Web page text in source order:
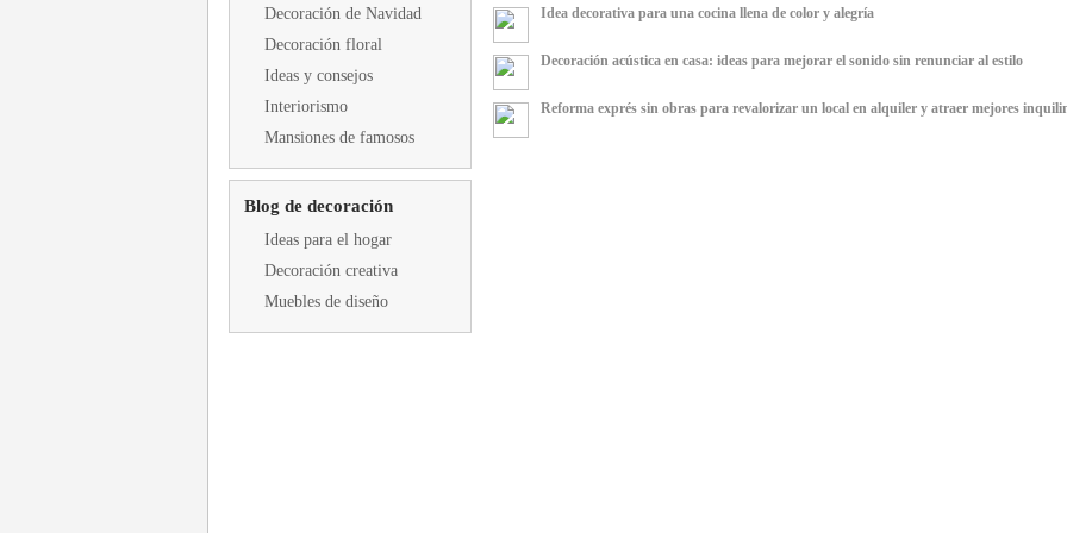
Decoración de Navidad
Decoración floral
Ideas y consejos
Interiorismo
Mansiones de famosos
Blog de decoración
Ideas para el hogar
Decoración creativa
Muebles de diseño
Idea decorativa para una cocina llena de color y alegría
Decoración acústica en casa: ideas para mejorar el sonido sin renunciar al estilo
Reforma exprés sin obras para revalorizar un local en alquiler y atraer mejores